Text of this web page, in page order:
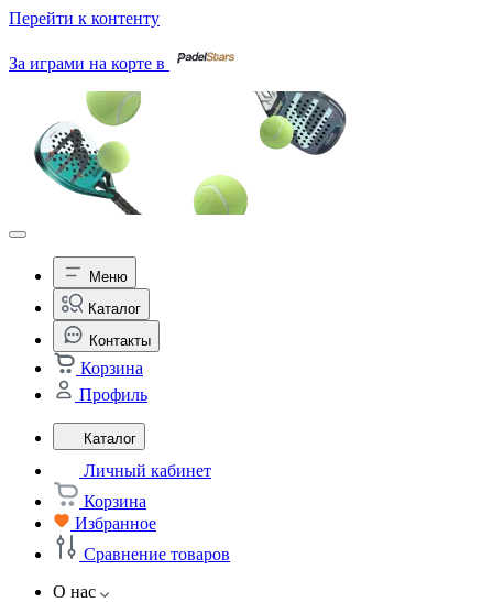
Перейти к контенту
За играми на корте в
Меню
Каталог
Контакты
Корзина
Профиль
Каталог
Личный кабинет
Корзина
Избранное
Сравнение товаров
О нас